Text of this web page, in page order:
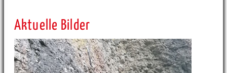
Aktuelle Bilder